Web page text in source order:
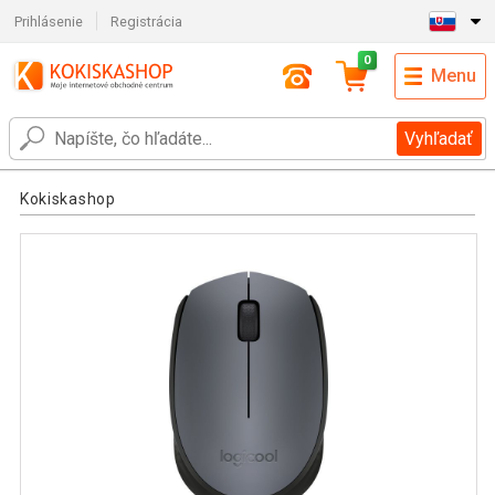
Prihlásenie Registrácia
Vyhľadať
0
Menu
Kokiskashop